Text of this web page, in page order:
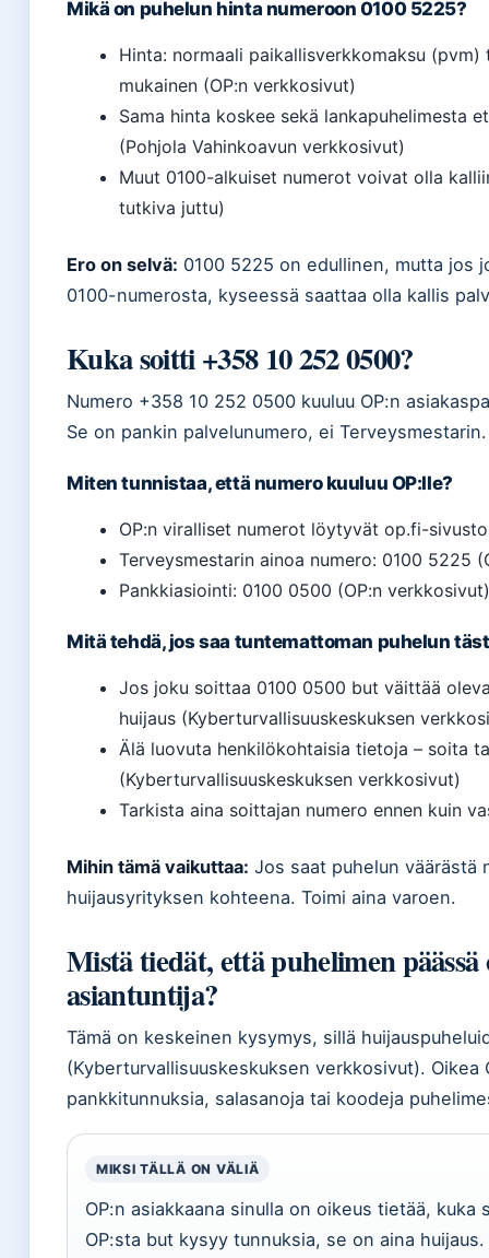
Mikä on puhelun hinta numeroon 0100 5225?
Hinta: normaali paikallisverkkomaksu
mukainen (OP:n verkkosivut)
Sama hinta koskee sekä lankapuhelimesta
(Pohjola Vahinkoavun verkkosivut)
Muut 0100-alkuiset numerot voivat olla
tutkiva juttu)
Ero on selvä: 0100 5225 on edullinen, mutta jos
0100-numerosta, kyseessä saattaa olla kallis
Kuka soitti +358 10 252 0500?
Numero +358 10 252 0500 kuuluu OP:n
Se on pankin palvelunumero, ei Terveysmestarin.
Miten tunnistaa, että numero kuuluu OP:lle?
OP:n viralliset numerot löytyvät op.fi-
Terveysmestarin ainoa numero: 0100 5225
Pankkiasiointi: 0100 0500 (OP:n verkkosivut)
Mitä tehdä, jos saa tuntemattoman puhelun
Jos joku soittaa 0100 0500 but väittää
huijaus (Kyberturvallisuuskeskuksen
Älä luovuta henkilökohtaisia tietoja – soita
(Kyberturvallisuuskeskuksen verkkosivut)
Tarkista aina soittajan numero ennen kuin
Mihin tämä vaikuttaa: Jos saat puhelun
huijausyrityksen kohteena. Toimi aina varoen.
Mistä tiedät, että puhelimen
asiantuntija?
Tämä on keskeinen kysymys, sillä
(Kyberturvallisuuskeskuksen verkkosivut). Oikea
pankkitunnuksia, salasanoja tai koodeja
MIKSI TÄLLÄ ON VÄLIÄ
OP:n asiakkaana sinulla on oikeus tietää,
OP:sta but kysyy tunnuksia, se on aina